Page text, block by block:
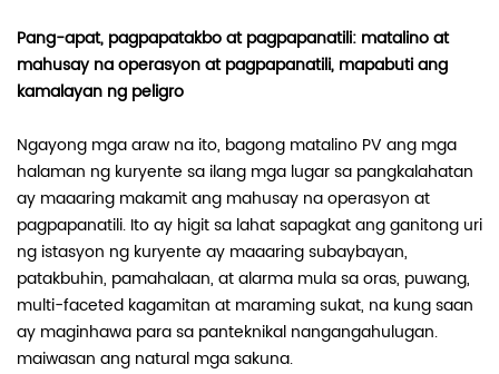
Pang-apat, pagpapatakbo at pagpapanatili: matalino at
mahusay na operasyon at pagpapanatili, mapabuti ang
kamalayan ng peligro
Ngayong mga araw na ito, bagong matalino PV ang mga
halaman ng kuryente sa ilang mga lugar sa pangkalahatan
ay maaaring makamit ang mahusay na operasyon at
pagpapanatili. Ito ay higit sa lahat sapagkat ang ganitong uri
ng istasyon ng kuryente ay maaaring subaybayan,
patakbuhin, pamahalaan, at alarma mula sa oras, puwang,
multi-faceted kagamitan at maraming sukat, na kung saan
ay maginhawa para sa panteknikal nangangahulugan.
maiwasan ang natural mga sakuna.